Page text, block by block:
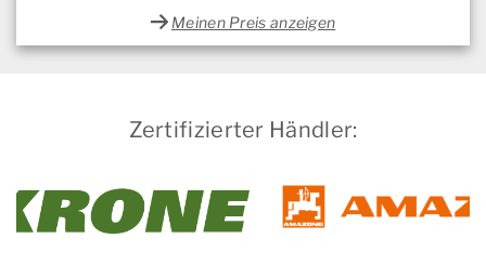
Meinen Preis anzeigen
Zertifizierter Händler: